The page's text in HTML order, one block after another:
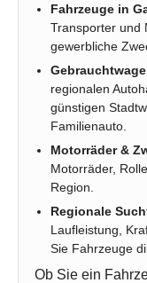
Fahrzeuge in
Transporter und
gewerbliche
regionalen
günstigen
Familienauto.
Motorräder &
Motorräder,
Region.
Regionale
Laufleistung,
Sie Fahrzeuge
Ob Sie ein